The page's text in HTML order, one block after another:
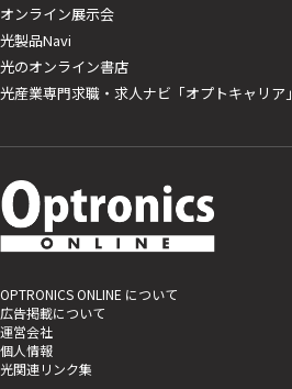
オンライン展示会
光製品Navi
光のオンライン書店
光産業専門求職・求人ナビ「オプトキャリア」
OPTRONICS ONLINE について
広告掲載について
運営会社
個人情報
光関連リンク集